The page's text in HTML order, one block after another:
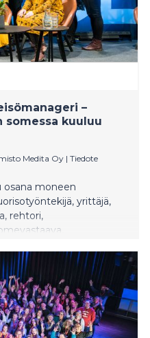
–
somessa kuuluu
Medita Oy | Tiedote
moneen
yrittäjä,
rehtori,
luettelee. – Kaikki
tunnista omasta
yrittäneet tuoda
tämän teemapäivän